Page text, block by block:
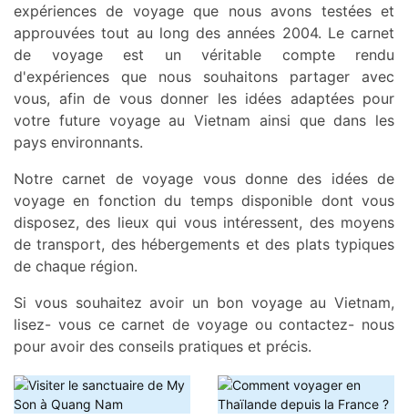
expériences de voyage que nous avons testées et
approuvées tout au long des années 2004. Le carnet
de voyage est un véritable compte rendu
d'expériences que nous souhaitons partager avec
vous, afin de vous donner les idées adaptées pour
votre future voyage au Vietnam ainsi que dans les
pays environnants.
Notre carnet de voyage vous donne des idées de
voyage en fonction du temps disponible dont vous
disposez, des lieux qui vous intéressent, des moyens
de transport, des hébergements et des plats typiques
de chaque région.
Si vous souhaitez avoir un bon voyage au Vietnam,
lisez- vous ce carnet de voyage ou contactez- nous
pour avoir des conseils pratiques et précis.